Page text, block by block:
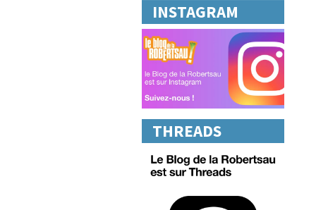
INSTAGRAM
THREADS